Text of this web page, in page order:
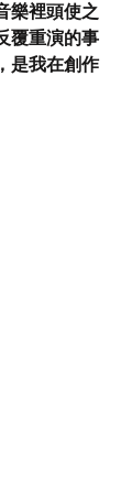
樂裡頭使之
覆重演的事
是我在創作